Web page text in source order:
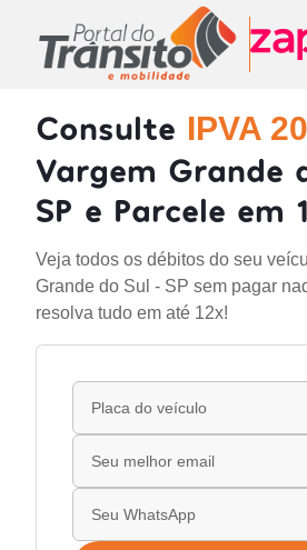
Consulte IPVA
Vargem Grande
SP e Parcele em
Veja todos os débitos do seu
Grande do Sul - SP sem pagar
resolva tudo em até 12x!